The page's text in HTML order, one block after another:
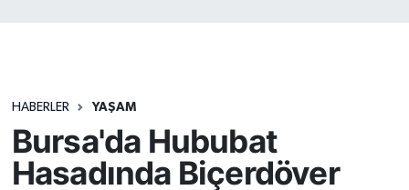
HABERLER YAŞAM
Bursa'da Hububat
Hasadında Biçerdöver